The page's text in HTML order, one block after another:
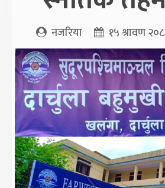
नजरिया १५ श्रावण